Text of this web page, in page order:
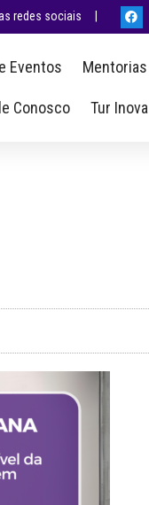
redes sociais |
Eventos Mentorias
Conosco Tur Inova